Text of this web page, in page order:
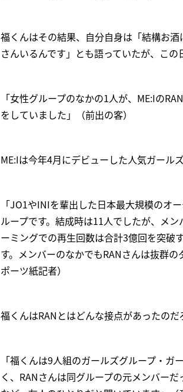
福くんはその結果、自分自身は「結構お
さんいるんです」とも語っていたが、こ
「女性グループのなかの1人が、ME:Iの
をしていました」（前出の客）
ME:Iは今年4月にデビューした人気ガール
「JO1やINIを輩出した日本最大規模のオ
ループです。結成時は11人でしたが、メ
ーミングでの再生回数は合計3億回を突破
す。メンバーのなかでもRANさんは抜群
ポーツ紙記者）
福くんはRANとはどんな接点があったのだ
「福くんは9人組のガールズグループ・
く、RANさんは同グループの元メンバー